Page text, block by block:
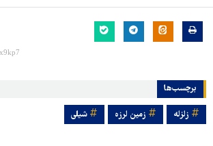
برچسب‌ها
زلزله زمین لرزه شیلی